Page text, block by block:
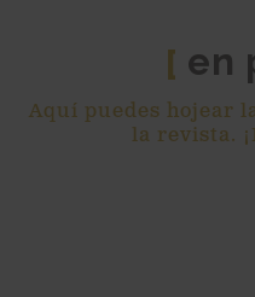
[ en
Aquí puedes hojear
la revista.